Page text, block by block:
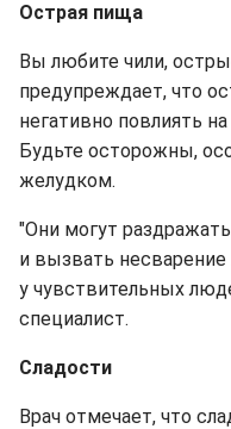
Острая пища
Вы любите чили,
предупреждает, что
негативно повлиять
Будьте осторожны,
желудком.
"Они могут
и вызвать
у чувствительных
специалист.
Сладости
Врач отмечает, что